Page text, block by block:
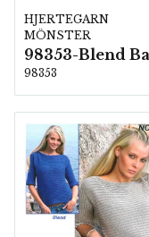
HJERTEGARN
MÖNSTER
98353